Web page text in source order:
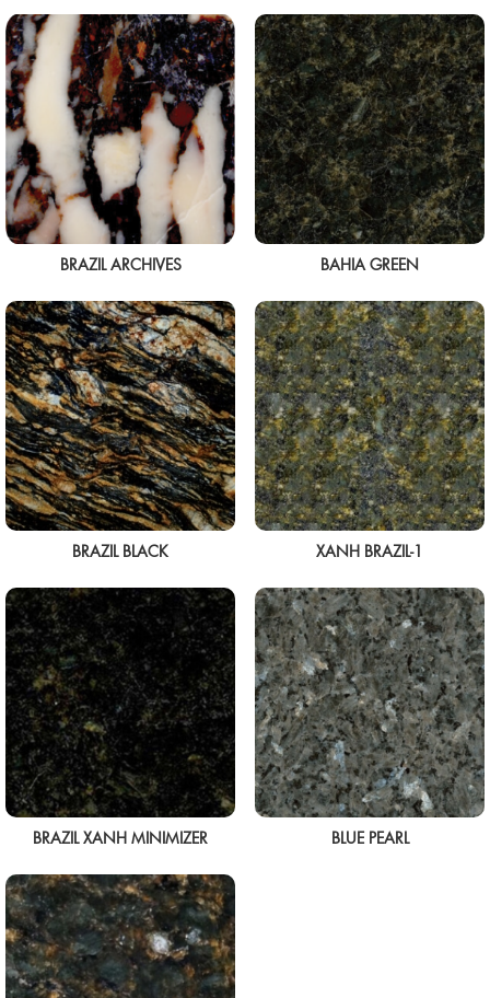
BRAZIL ARCHIVES BAHIA GREEN
BRAZIL BLACK XANH BRAZIL-1
BRAZIL XANH MINIMIZER BLUE PEARL